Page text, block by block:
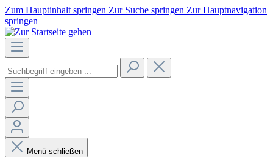
Zum Hauptinhalt springen Zur Suche springen Zur Hauptnavigation
springen
Menü schließen